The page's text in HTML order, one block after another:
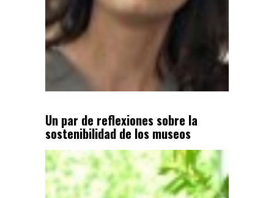
Un par de reflexiones sobre la
sostenibilidad de los museos